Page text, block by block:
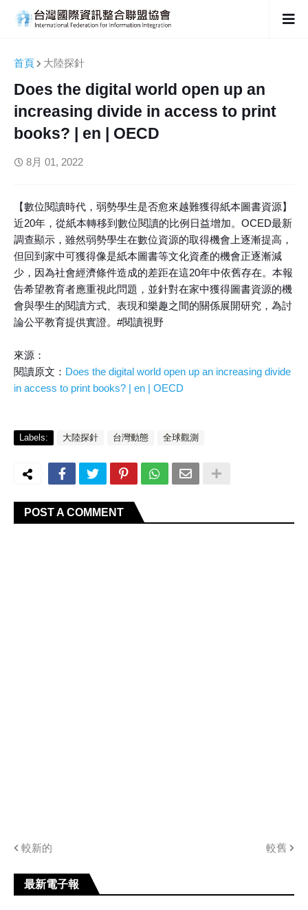
首頁 大陸探針
Does the digital world open up an
increasing divide in access to print
books? | en | OECD
8月 01, 2022
【數位閱讀時代，弱勢學生是否愈來越難獲得紙本圖書資源】
近20年，從紙本轉移到數位閱讀的比例日益增加。OCED最新
調查顯示，雖然弱勢學生在數位資源的取得機會上逐漸提高，
但回到家中可獲得像是紙本圖書等文化資產的機會正逐漸減
少，因為社會經濟條件造成的差距在這20年中依舊存在。本報
告希望教育者應重視此問題，並針對在家中獲得圖書資源的機
會與學生的閱讀方式、表現和樂趣之間的關係展開研究，為討
論公平教育提供實證。#閱讀視野
來源：
閱讀原文： Does the digital world open up an increasing divide
in access to print books? | en | OECD
Labels: 大陸探針 台灣動態 全球觀測
POST A COMMENT
較新的 較舊
最新電子報